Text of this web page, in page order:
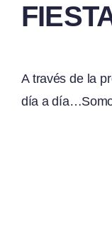
A través de la
día a